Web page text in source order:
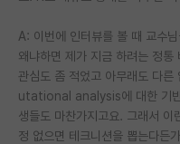
A: 이번에 인터뷰를 볼 때 교수
왜냐하면 제가 지금 하려는 정
관심도 좀 적었고 아무래도 다
utational analysis에 대한 기반
생들도 마찬가지고요. 그래서
정 없으면 테크니션을 뽑는다든